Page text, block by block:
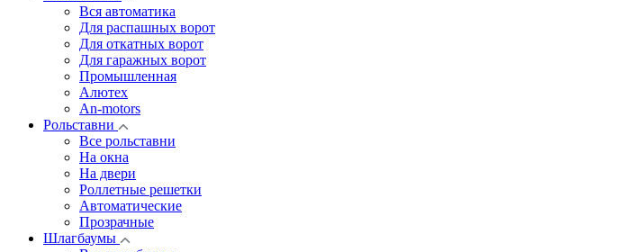
Вся автоматика
Для распашных ворот
Для откатных ворот
Для гаражных ворот
Промышленная
Алютех
An-motors
Рольставни
Все рольставни
На окна
На двери
Роллетные решетки
Автоматические
Прозрачные
Шлагбаумы